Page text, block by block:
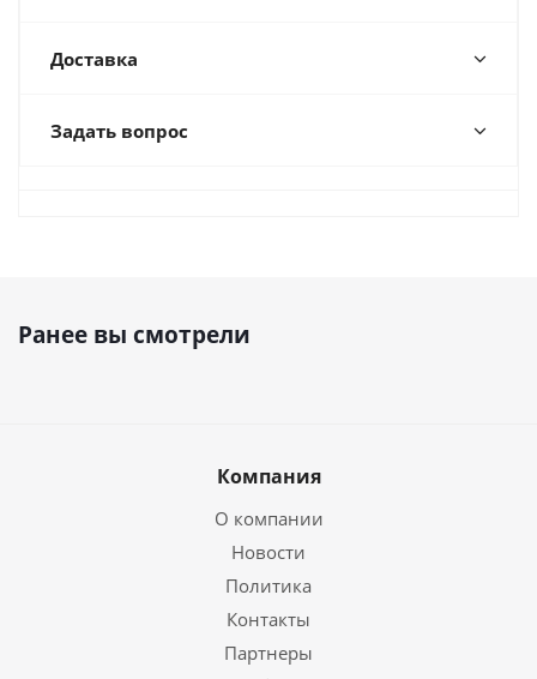
Доставка
Задать вопрос
Ранее вы смотрели
Компания
О компании
Новости
Политика
Контакты
Партнеры